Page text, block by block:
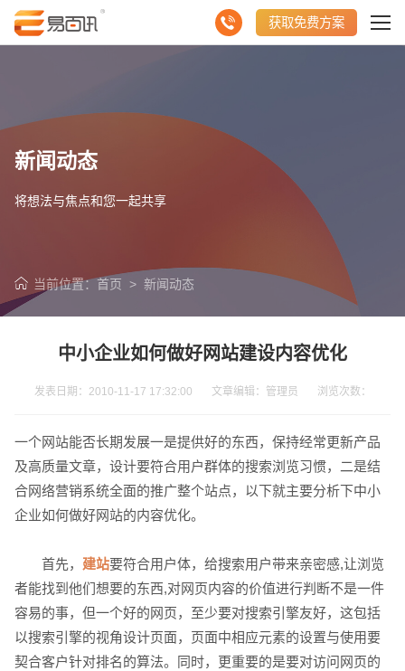
获取免费方案
新闻动态
将想法与焦点和您一起共享
当前位置： 首页 > 新闻动态
中小企业如何做好网站建设内容优化
发表日期：2010-11-17 17:32:00 文章编辑：管理员 浏览次数：
一个网站能否长期发展一是提供好的东西，保持经常更新产品
及高质量文章，设计要符合用户群体的搜索浏览习惯，二是结
合网络营销系统全面的推广整个站点，以下就主要分析下中小
企业如何做好网站的内容优化。
首先， 建站要符合用户体，给搜索用户带来亲密感,让浏览
者能找到他们想要的东西,对网页内容的价值进行判断不是一件
容易的事，但一个好的网页，至少要对搜索引擎友好，这包括
以搜索引擎的视角设计页面，页面中相应元素的设置与使用要
契合客户针对排名的算法。同时，更重要的是要对访问网页的
请输入您的公司名称 名字